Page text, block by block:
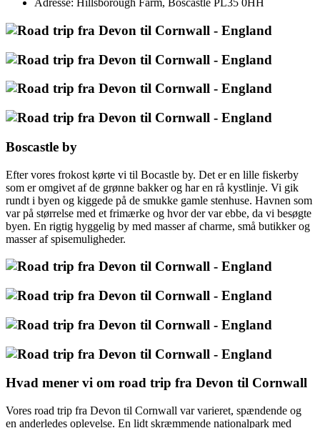
Adresse: Hillsborough Farm, Boscastle PL35 0HH
Boscastle by
Efter vores frokost kørte vi til Bocastle by. Det er en lille fiskerby
som er omgivet af de grønne bakker og har en rå kystlinje. Vi gik
rundt i byen og kiggede på de smukke gamle stenhuse. Havnen som
var på størrelse med et frimærke og hvor der var ebbe, da vi besøgte
byen. En rigtig hyggelig by med masser af charme, små butikker og
masser af spisemuligheder.
Hvad mener vi om road trip fra Devon til Cornwall
Vores road trip fra Devon til Cornwall var varieret, spændende og
en anderledes oplevelse. En lidt skræmmende nationalpark med